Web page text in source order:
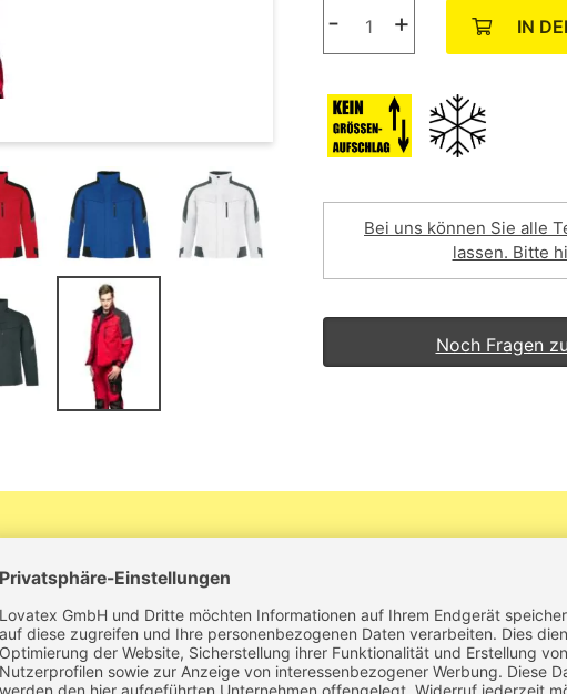
- + IN
Bei uns können Sie alle
lassen. Bitte
Noch Fragen
Lars